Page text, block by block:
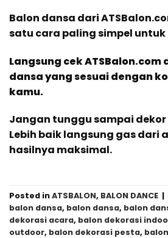
Balon dansa dari
satu cara paling simpel
Langsung cek ATSBalon.com
dansa yang sesuai dengan
kamu.
Jangan tunggu sampai
Lebih baik langsung gas dari
hasilnya maksimal.
Posted inATSBALON, BALON DANCE |
balon dansa, balon dansa, balon
dekorasi acara, balon dekorasi
outdoor, balon dekorasi pesta,